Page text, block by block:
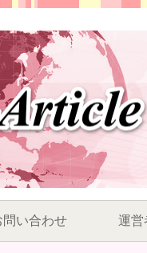
問い合わせ 運営